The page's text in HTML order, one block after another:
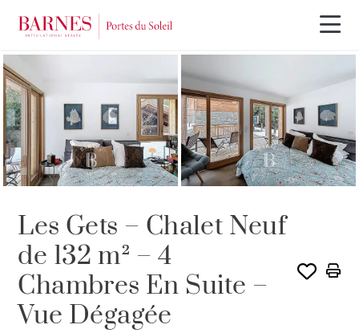
Les Gets – Chalet Neuf
de 132 m² – 4
Chambres En Suite –
Vue Dégagée